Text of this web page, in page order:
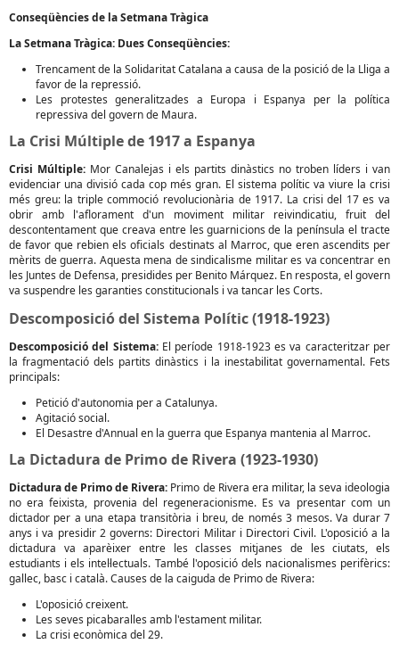
Conseqüències de la Setmana Tràgica
La Setmana Tràgica: Dues Conseqüències:
Trencament de la Solidaritat Catalana a causa de la posició de la Lliga a
favor de la repressió.
Les protestes generalitzades a Europa i Espanya per la política
repressiva del govern de Maura.
La Crisi Múltiple de 1917 a Espanya
Crisi Múltiple: Mor Canalejas i els partits dinàstics no troben líders i van
evidenciar una divisió cada cop més gran. El sistema polític va viure la crisi
més greu: la triple commoció revolucionària de 1917. La crisi del 17 es va
obrir amb l'aflorament d'un moviment militar reivindicatiu, fruit del
descontentament que creava entre les guarnicions de la península el tracte
de favor que rebien els oficials destinats al Marroc, que eren ascendits per
mèrits de guerra. Aquesta mena de sindicalisme militar es va concentrar en
les Juntes de Defensa, presidides per Benito Márquez. En resposta, el govern
va suspendre les garanties constitucionals i va tancar les Corts.
Descomposició del Sistema Polític (1918-1923)
Descomposició del Sistema:El període 1918-1923 es va caracteritzar per
la fragmentació dels partits dinàstics i la inestabilitat governamental. Fets
principals:
Petició d'autonomia per a Catalunya.
Agitació social.
El Desastre d'Annual en la guerra que Espanya mantenia al Marroc.
La Dictadura de Primo de Rivera (1923-1930)
Dictadura de Primo de Rivera: Primo de Rivera era militar, la seva ideologia
no era feixista, provenia del regeneracionisme. Es va presentar com un
dictador per a una etapa transitòria i breu, de només 3 mesos. Va durar 7
anys i va presidir 2 governs: Directori Militar i Directori Civil. L'oposició a la
dictadura va aparèixer entre les classes mitjanes de les ciutats, els
estudiants i els intel·lectuals. També l'oposició dels nacionalismes perifèrics:
gallec, basc i català. Causes de la caiguda de Primo de Rivera:
L'oposició creixent.
Les seves picabaralles amb l'estament militar.
La crisi econòmica del 29.